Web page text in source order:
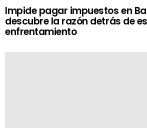
Impide pagar impuestos en
descubre la razón detrás de
enfrentamiento